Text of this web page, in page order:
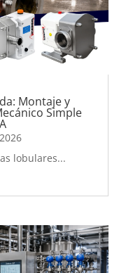
Montaje y
Simple
lobulares...